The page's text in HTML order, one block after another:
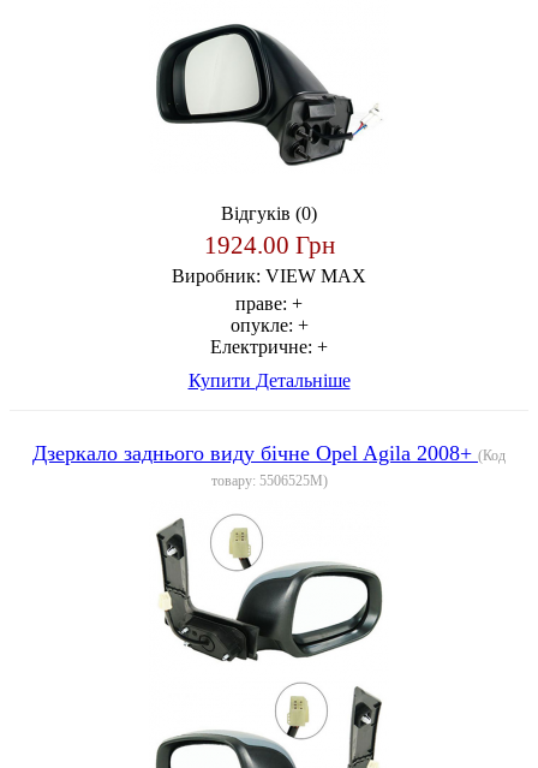
Відгуків (0)
1924.00 Грн
Виробник: VIEW MAX
праве: +
опукле: +
Електричне: +
Купити Детальніше
Дзеркало заднього виду бічне Opel Agila 2008+ (Код
товару: 5506525M)